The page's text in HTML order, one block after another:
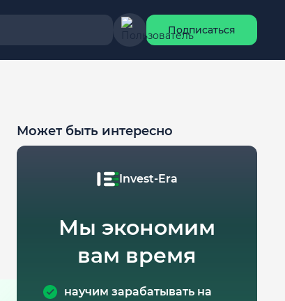
Подписаться
Может быть интересно
Invest-Era
Мы экономим
вам время
научим зарабатывать на